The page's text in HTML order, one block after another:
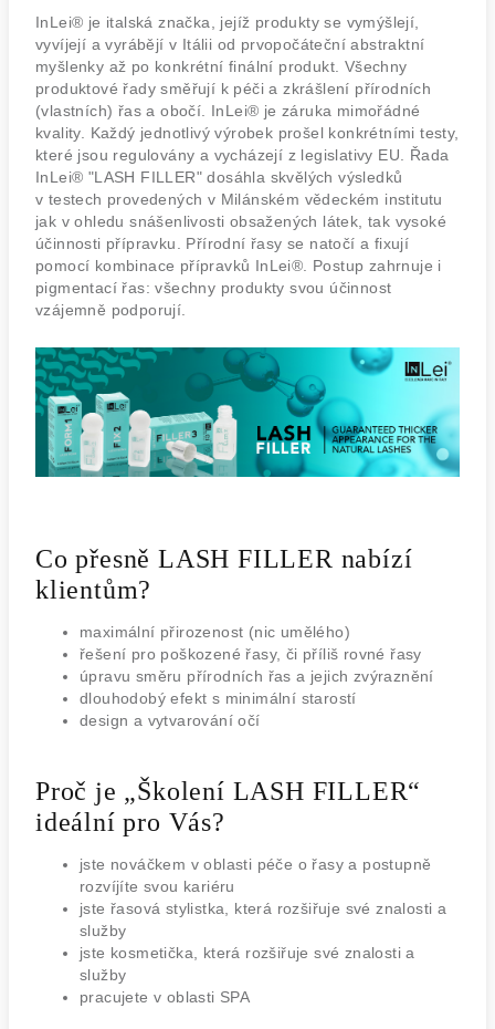
InLei® je italská značka, jejíž produkty se vymýšlejí,
vyvíjejí a vyrábějí v Itálii od prvopočáteční abstraktní
myšlenky až po konkrétní finální produkt. Všechny
produktové řady směřují k péči a zkrášlení přírodních
(vlastních) řas a obočí. InLei® je záruka mimořádné
kvality. Každý jednotlivý výrobek prošel konkrétními testy,
které jsou regulovány a vycházejí z legislativy EU. Řada
InLei® "LASH FILLER" dosáhla skvělých výsledků
v testech provedených v Milánském vědeckém institutu
jak v ohledu snášenlivosti obsažených látek, tak vysoké
účinnosti přípravku. Přírodní řasy se natočí a fixují
pomocí kombinace přípravků InLei®. Postup zahrnuje i
pigmentací řas: všechny produkty svou účinnost
vzájemně podporují.
Co přesně LASH FILLER nabízí
klientům?
maximální přirozenost (nic umělého)
řešení pro poškozené řasy, či příliš rovné řasy
úpravu směru přírodních řas a jejich zvýraznění
dlouhodobý efekt s minimální starostí
design a vytvarování očí
Proč je „Školení LASH FILLER“
ideální pro Vás?
jste nováčkem v oblasti péče o řasy a postupně
rozvíjíte svou kariéru
jste řasová stylistka, která rozšiřuje své znalosti a
služby
jste kosmetička, která rozšiřuje své znalosti a
služby
pracujete v oblasti SPA